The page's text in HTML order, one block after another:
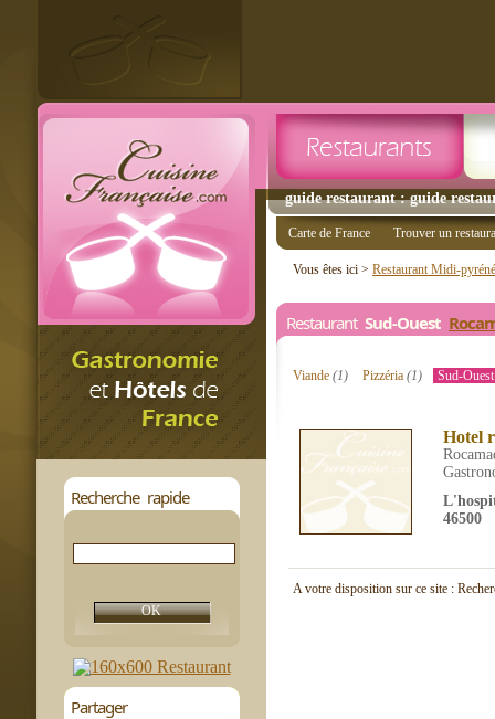
guide restaurant : guide
Recherche rapide
Partager
Carte de France Trouver un
Vous êtes ici > Restaurant Midi-
Restaurant Sud-Ouest
Viande (1) Pizzéria(1) Sud-
Hotel
46500
A votre disposition sur ce site :